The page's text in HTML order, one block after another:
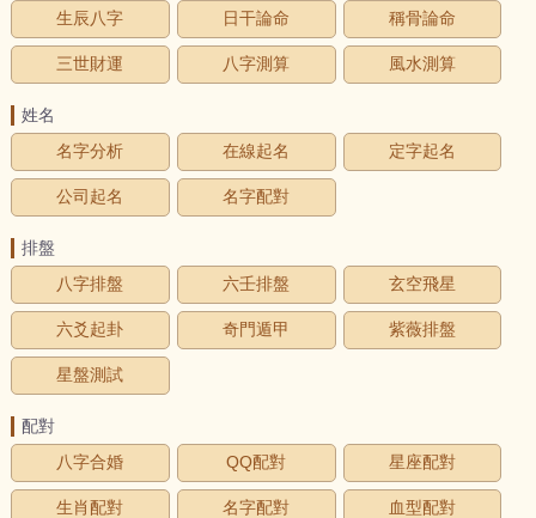
生辰八字
日干論命 稱骨論命
三世財運 八字測算 風水測算
姓名
名字分析
在線起名 定字起名
公司起名 名字配對
排盤
八字排盤
六壬排盤 玄空飛星
六爻起卦 奇門遁甲 紫薇排盤
星盤測試
配對
八字合婚
QQ配對 星座配對
生肖配對 名字配對 血型配對